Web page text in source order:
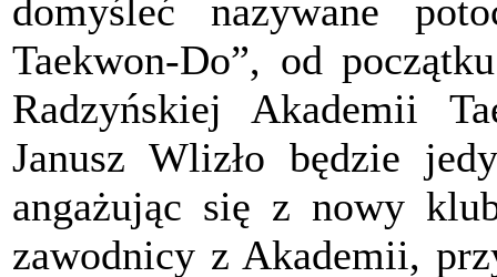
domyśleć nazywane
Taekwon-Do”, od
Radzyńskiej Akademii
Janusz Wlizło będzie
angażując się z nowy
zawodnicy z Akademii,